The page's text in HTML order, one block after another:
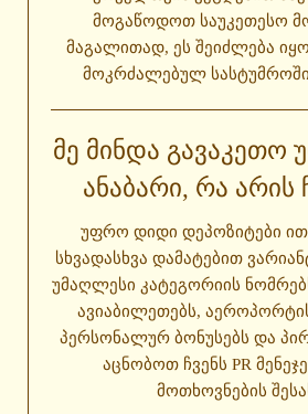
მოგაწოდოთ საუკეთესო
მაგალითად, ეს შეიძლება
მოკრძალებულ სასტუმროში
ᲛᲔ ᲛᲘᲜᲓᲐ
ᲐᲜᲐᲑᲐᲠᲘ, ᲠᲐ ᲐᲠᲘᲡ
უფრო დიდი დეპოზიტები
სხვადასხვა დამატებით
უმაღლესი კატეგორიის
ავიაბილეთებს,
პერსონალურ ბონუსებს და
აცნობოთ ჩვენს PR
მოთხოვნების